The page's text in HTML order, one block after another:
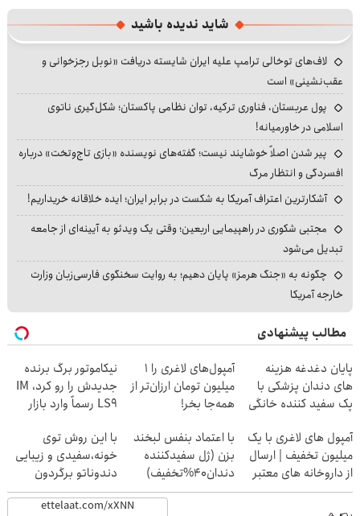
شاید ندیده باشید
لاف‌های توخالی ترامپ علیه ایران شایسته دریافت «نوبل رجزخوانی و
عقب‌نشینی» است
پول عربستان، فناوری ترکیه، توان نظامی پاکستان؛ شکل‌گیری ناتوی
اسلامی در خاورمیانه!
پیر شدن اصلاً خوشایند نیست؛ گفته‌های نویسنده «بازی تاج‌وتخت» درباره
افسردگی و انتظار مرگ
آشکارترین اعتراف آمریکا به شکست در برابر ایران؛ ایده خلاقانه خریداریم!
مجتبی شکوری در راهپیمایی اربعین؛ وقتی یک ویدئو به آیینه‌ای از جامعه
تبدیل می‌شود
چگونه به «جنگ هرمز» پایان دهیم؛ به روایت سخنگوی فارسی‌زبان وزارت
خارجه آمریکا
مطالب پیشنهادی
پایان دغدغه هزینه
های دندان پزشکی با
پک سفید کننده خانگی
آمپول‌های لاغری را ۱
میلیون تومان ارزان‌تر از
همه‌جا بخر!
نیکاموتور برگ برنده
جدیدش را رو کرد، IM
LS9 رسماً وارد بازار
آمپول های لاغری با یک
میلیون تخفیف | ارسال
از داروخانه های معتبر
با اعتماد بنفس لبخند
بزن (ژل سفیدکننده
دندان40%تخفیف)
با این روش توی
خونه،سفیدی و زیبایی
دندوناتو برگردون
(40%off)